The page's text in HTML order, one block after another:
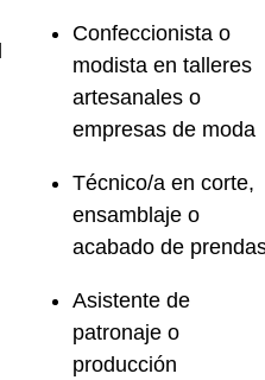
Confeccionista o
modista en talleres
artesanales o
empresas de moda
Técnico/a en corte,
ensamblaje o
acabado de
Asistente de
patronaje o
producción